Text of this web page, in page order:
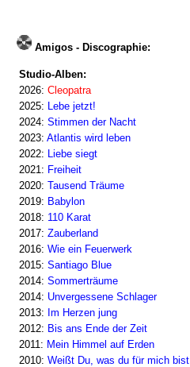
Amigos - Discographie:
Studio-Alben:
2026: Cleopatra
2025: Lebe jetzt!
2024: Stimmen der Nacht
2023: Atlantis wird leben
2022: Liebe siegt
2021: Freiheit
2020: Tausend Träume
2019: Babylon
2018: 110 Karat
2017: Zauberland
2016: Wie ein Feuerwerk
2015: Santiago Blue
2014: Sommerträume
2014: Unvergessene Schlager
2013: Im Herzen jung
2012: Bis ans Ende der Zeit
2011: Mein Himmel auf Erden
2010: Weißt Du, was du für mich bist